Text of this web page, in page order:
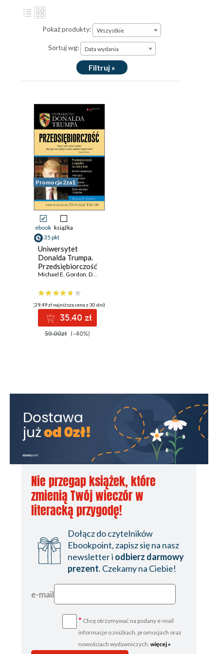
Pokaż produkty: Wszystkie
Sortuj wg: Data wydania
Filtruj »
Promocja 2za1
ebook książka
35 pkt
Uniwersytet
Donalda Trumpa.
Przedsiębiorczość
Michael E. Gordon, Donald J. Trump
(29,49 zł najniższa cena z 30 dni)
35.40 zł
59.00zł (-40%)
Nie przegap książek, które
zmienią Twój wieczór w
literacką przygodę!
Dołącz do czytelników
Ebookpoint, zapisz się na nasz
newsletter i odbierz darmowy
prezent. Czekamy na Ciebie!
e-mail
* Chcę otrzymywać na podany e-mail
informacje o zniżkach, promocjach oraz
nowościach wydawniczych. więcej »